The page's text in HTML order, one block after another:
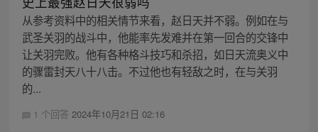
从参考资料中的相关情节来看，赵日天并不弱。例如在与
武圣关羽的战斗中，他能率先发难并在第一回合的交锋中
让关羽完败。他有各种格斗技巧和杀招，如日天流奥义中
的骤雷封天八十八击。不过他也有轻敌之时，在与关羽
的...
1 个回答 2024年10月21日 02:16